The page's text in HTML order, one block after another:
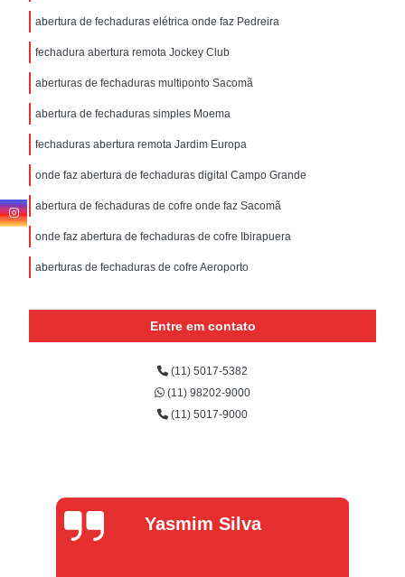
abertura de fechaduras elétrica onde faz Pedreira
fechadura abertura remota Jockey Club
aberturas de fechaduras multiponto Sacomã
abertura de fechaduras simples Moema
fechaduras abertura remota Jardim Europa
onde faz abertura de fechaduras digital Campo Grande
abertura de fechaduras de cofre onde faz Sacomã
onde faz abertura de fechaduras de cofre Ibirapuera
aberturas de fechaduras de cofre Aeroporto
Entre em contato
(11) 5017-5382
(11) 98202-9000
(11) 5017-9000
Alexandre
Oliveira